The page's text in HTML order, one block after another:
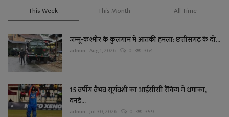
This Week This Month All Time
जम्मू-कश्मीर के कुलगाम में आतंकी हमला: छत्तीसगढ़ के दो...
admin Aug 1, 2026 0 364
15 वर्षीय वैभव सूर्यवंशी का आईसीसी रैंकिंग में धमाका,
वनडे...
admin Jul 30, 2026 0 359